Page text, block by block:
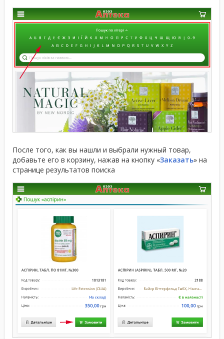
После того, как вы нашли и выбрали нужный товар,
добавьте его в корзину, нажав на кнопку «Заказать» на
странице результатов поиска